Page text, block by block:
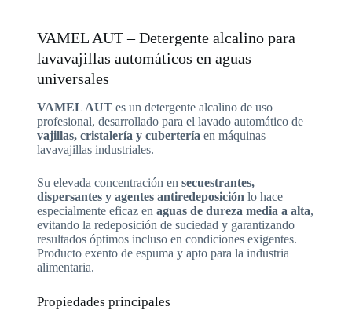
VAMEL AUT – Detergente alcalino para
lavavajillas automáticos en aguas
universales
VAMEL AUTes un detergente alcalino de uso
profesional, desarrollado para el lavado automático de
vajillas, cristalería y cubertería en máquinas
lavavajillas industriales.
Su elevada concentración en secuestrantes,
dispersantes y agentes antiredeposición lo hace
especialmente eficaz en aguas de dureza media a alta,
evitando la redeposición de suciedad y garantizando
resultados óptimos incluso en condiciones exigentes.
Producto exento de espuma y apto para la industria
alimentaria.
Propiedades principales